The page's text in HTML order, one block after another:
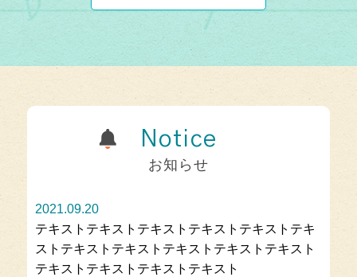
Notice
お知らせ
2021.09.20
テキストテキストテキストテキストテキストテキ
ストテキストテキストテキストテキストテキスト
テキストテキストテキストテキスト